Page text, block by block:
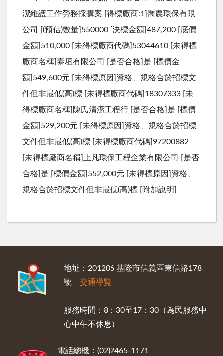
潔維護工作勞務採購案 [得標廠商:1]喬農環保有限
公司 [(預估)數量]550000 [決標金額]487,200 [底價
金額]510,000 [未得標廠商代碼]53044610 [未得標
廠商名稱]泰垣有限公司 [是否合格]是 [標價金
額]549,600元 [未得標原因]資格、規格合於招標文
件但非最低(高)標 [未得標廠商代碼]18307333 [未
得標廠商名稱]陳氏清潔工程行 [是否合格]是 [標價
金額]529,200元 [未得標原因]資格、規格合於招標
文件但非最低(高)標 [未得標廠商代碼]97200882
[未得標廠商名稱]上凡環保工程企業有限公司 [是否
合格]是 [標價金額]552,000元 [未得標原因]資格、
規格合於招標文件但非最低(高)標 [附加說明]
地址：201206 基隆市信義區東信路178
號 交通導覽
服務時間：8：30至17：30（為民服務中
心中午不休息）
電話總機：(02)2465-1171